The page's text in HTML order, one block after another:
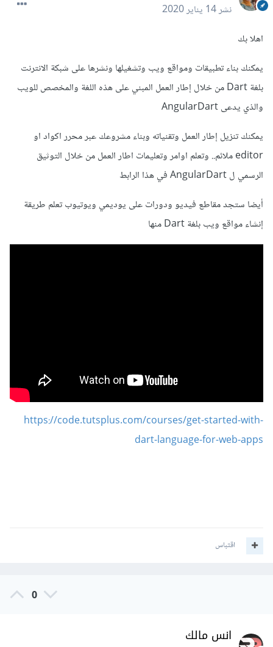
نشر14 يناير 2020
اهلا بك
يمكنك بناء تطبيقات ومواقع ويب وتشغيلها ونشرها على شبكة الانترنت
بلغة Dart من خلال إطار العمل المبني على هذه اللغة والمخصص للويب
والذي يدعى AngularDart
يمكنك تنزيل إطار العمل وتقنياته وبناء مشروعك عبر محرر اكواد او
editor ملائم.. وتعلم اوامر وتعليمات اطار العمل من خلال التوثيق
الرسمي ل AngularDart في هذا الرابط
أيضا ستجد مقاطع فيديو ودورات على يوديمي ويوتيوب تعلم طريقة
إنشاء مواقع ويب بلغة Dart منها
https://code.tutsplus.com/courses/get-started-with-
dart-language-for-web-apps
اقتباس
0
انس مالك